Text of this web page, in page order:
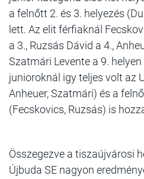
a felnőtt 2. és 3. helyezés
lett. Az elit férfiaknál
a 3., Ruzsás Dávid a 4.,
Szatmári Levente a 9.
junioroknál igy teljes volt az
Anheuer, Szatmári) és a
(Fecskovics, Ruzsás) is
Összegezve a tiszaújvárosi
Újbuda SE nagyon